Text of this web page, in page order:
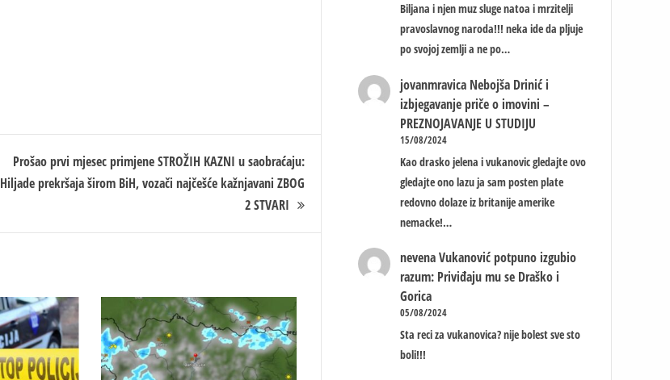
Prošao prvi mjesec primjene STROŽIH KAZNI u saobraćaju:
Hiljade prekršaja širom BiH, vozači najčešće kažnjavani ZBOG
2 STVARI
Biljana i njen muz sluge natoa i mrzitelji
pravoslavnog naroda!!! neka ide da pljuje
po svojoj zemlji a ne po…
jovanmravica Nebojša Drinić i
izbjegavanje priče o imovini –
PREZNOJAVANJE U STUDIJU
15/08/2024
Kao drasko jelena i vukanovic gledajte ovo
gledajte ono lazu ja sam posten plate
redovno dolaze iz britanije amerike
nemacke!…
nevena Vukanović potpuno izgubio
razum: Priviđaju mu se Draško i
Gorica
05/08/2024
Sta reci za vukanovica? nije bolest sve sto
boli!!!